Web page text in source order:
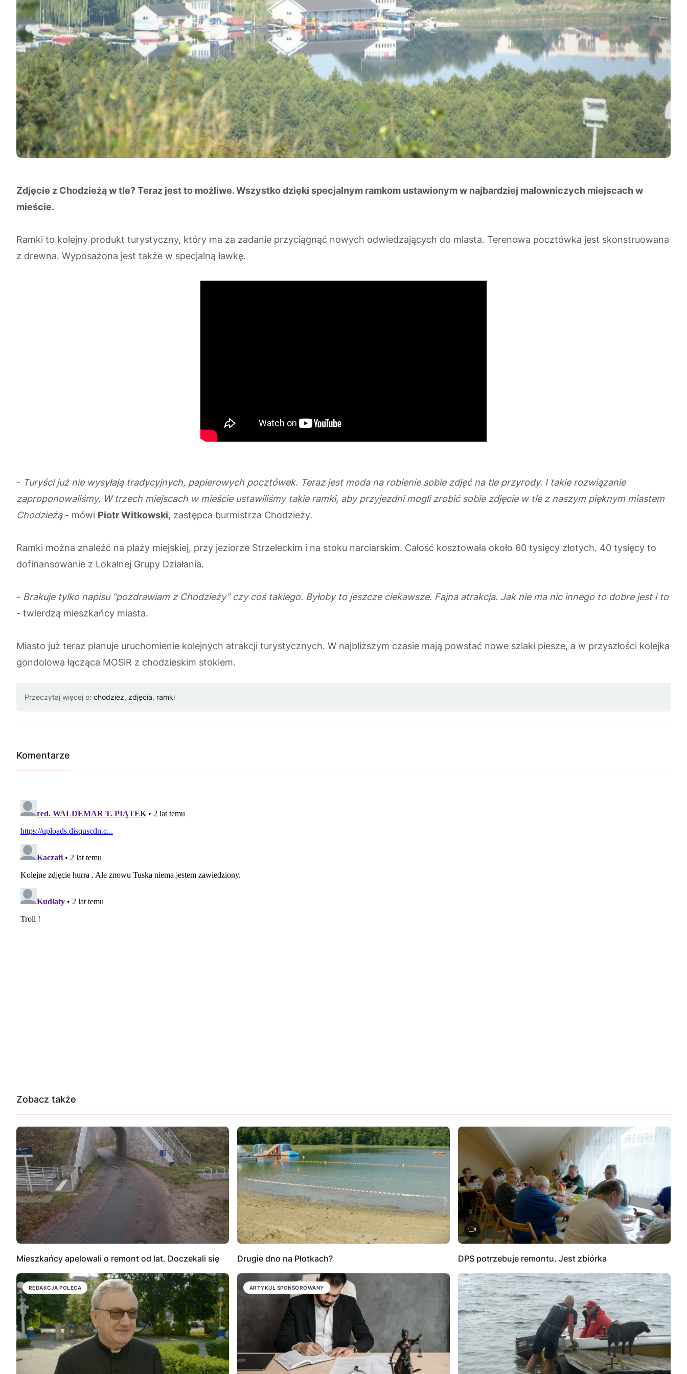
Zdjęcie z Chodzieżą w tle? Teraz jest to możliwe. Wszystko dzięki specjalnym ramkom ustawionym w najbardziej malowniczych miejscach w
mieście.
Ramki to kolejny produkt turystyczny, który ma za zadanie przyciągnąć nowych odwiedzających do miasta. Terenowa pocztówka jest skonstruowana
z drewna. Wyposażona jest także w specjalną ławkę.
- Turyści już nie wysyłają tradycyjnych, papierowych pocztówek. Teraz jest moda na robienie sobie zdjęć na tle przyrody. I takie rozwiązanie
zaproponowaliśmy. W trzech miejscach w mieście ustawiliśmy takie ramki, aby przyjezdni mogli zrobić sobie zdjęcie w tle z naszym pięknym miastem
Chodzieżą- mówi Piotr Witkowski, zastępca burmistrza Chodzieży.
Ramki można znaleźć na plaży miejskiej, przy jeziorze Strzeleckim i na stoku narciarskim. Całość kosztowała około 60 tysięcy złotych. 40 tysięcy to
dofinansowanie z Lokalnej Grupy Działania.
- Brakuje tylko napisu “pozdrawiam z Chodzieży” czy coś takiego. Byłoby to jeszcze ciekawsze. Fajna atrakcja. Jak nie ma nic innego to dobre jest i to
- twierdzą mieszkańcy miasta.
Miasto już teraz planuje uruchomienie kolejnych atrakcji turystycznych. W najbliższym czasie mają powstać nowe szlaki piesze, a w przyszłości kolejka
gondolowa łącząca MOSiR z chodzieskim stokiem.
Przeczytaj więcej o: chodziez, zdjęcia, ramki
Komentarze
Zobacz także
Mieszkańcy apelowali o remont od lat. Doczekali się Drugie dno na Płotkach? DPS potrzebuje remontu. Jest zbiórka
REDAKCJA POLECA ARTYKUŁ SPONSOROWANY